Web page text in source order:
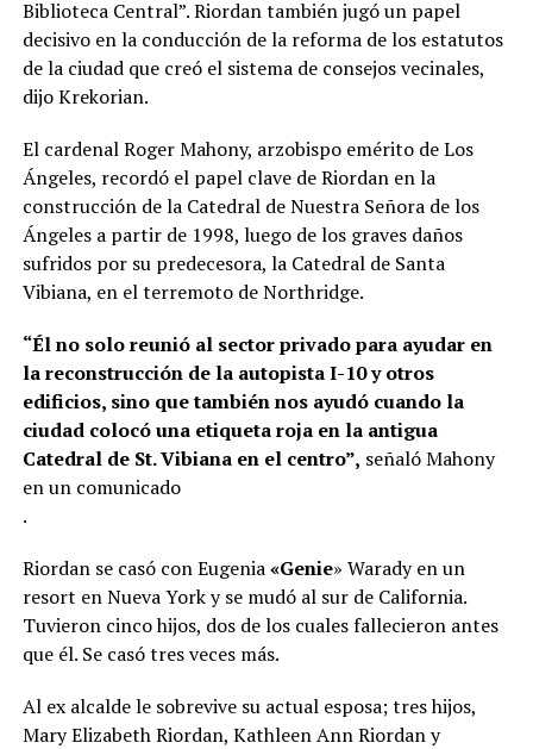
Biblioteca Central”. Riordan también jugó un papel
decisivo en la conducción de la reforma de los estatutos
de la ciudad que creó el sistema de consejos vecinales,
dijo Krekorian.
El cardenal Roger Mahony, arzobispo emérito de Los
Ángeles, recordó el papel clave de Riordan en la
construcción de la Catedral de Nuestra Señora de los
Ángeles a partir de 1998, luego de los graves daños
sufridos por su predecesora, la Catedral de Santa
Vibiana, en el terremoto de Northridge.
“Él no solo reunió al sector privado para ayudar en
la reconstrucción de la autopista I-10 y otros
edificios, sino que también nos ayudó cuando la
ciudad colocó una etiqueta roja en la antigua
Catedral de St. Vibiana en el centro”, señaló Mahony
en un comunicado
.
Riordan se casó con Eugenia«Genie» Warady en un
resort en Nueva York y se mudó al sur de California.
Tuvieron cinco hijos, dos de los cuales fallecieron antes
que él. Se casó tres veces más.
Al ex alcalde le sobrevive su actual esposa; tres hijos,
Mary Elizabeth Riordan, Kathleen Ann Riordan y